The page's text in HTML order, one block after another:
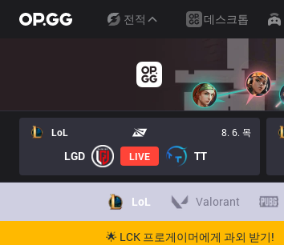
전적 데스크톱
LoL 8. 6. 목
LGD LIVE TT
LoL Valorant
🌟 LCK 프로게이머에게 과외 받기!